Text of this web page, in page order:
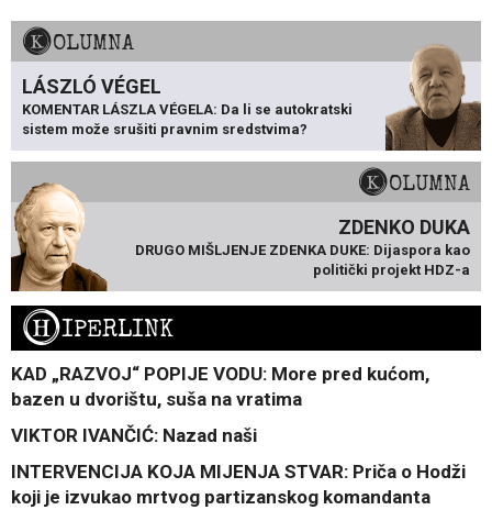
KOLUMNA
LÁSZLÓ VÉGEL
KOMENTAR LÁSZLA VÉGELA: Da li se autokratski
sistem može srušiti pravnim sredstvima?
KOLUMNA
ZDENKO DUKA
DRUGO MIŠLJENJE ZDENKA DUKE: Dijaspora kao
politički projekt HDZ-a
HIPERLINK
KAD „RAZVOJ“ POPIJE VODU: More pred kućom,
bazen u dvorištu, suša na vratima
VIKTOR IVANČIĆ: Nazad naši
INTERVENCIJA KOJA MIJENJA STVAR: Priča o Hodži
koji je izvukao mrtvog partizanskog komandanta